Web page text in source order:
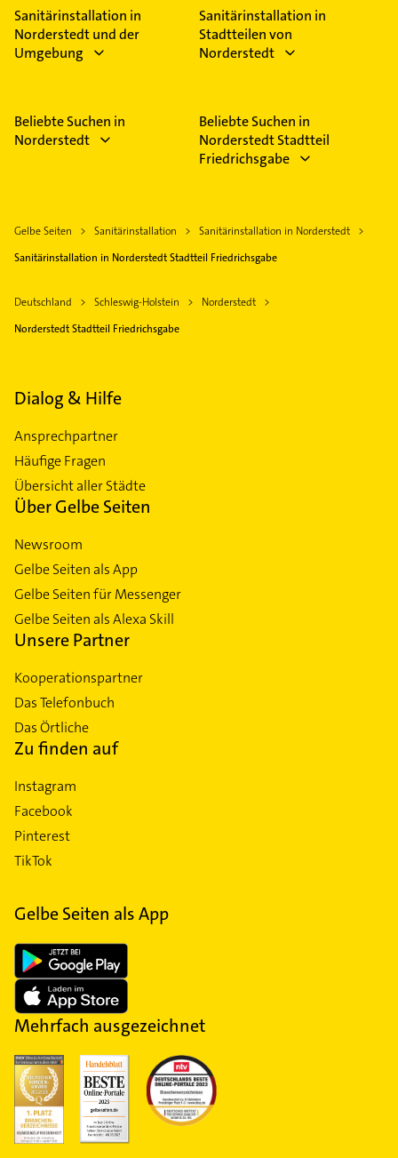
Sanitärinstallation in
Norderstedt und der
Umgebung
Sanitärinstallation in
Stadtteilen von
Norderstedt
Beliebte Suchen in
Norderstedt
Beliebte Suchen in
Norderstedt Stadtteil
Friedrichsgabe
Gelbe Seiten Sanitärinstallation
Sanitärinstallation in Norderstedt
Sanitärinstallation in Norderstedt Stadtteil Friedrichsgabe
Deutschland Schleswig-Holstein
Norderstedt
Norderstedt Stadtteil Friedrichsgabe
Dialog & Hilfe
Ansprechpartner
Häufige Fragen
Übersicht aller Städte
Über Gelbe Seiten
Newsroom
Gelbe Seiten als App
Gelbe Seiten für Messenger
Gelbe Seiten als Alexa Skill
Unsere Partner
Kooperationspartner
Das Telefonbuch
Das Örtliche
Zu finden auf
Instagram
Facebook
Pinterest
TikTok
Gelbe Seiten als App
Mehrfach ausgezeichnet